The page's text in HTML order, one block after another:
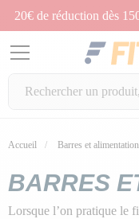
20€ de réduction dès
Accueil Barres et alimentation
BARRES
Lorsque l’on pratique le